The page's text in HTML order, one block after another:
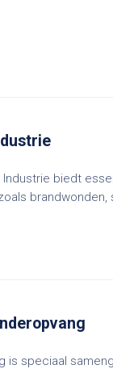
Industrie biedt
brandwonden,
is speciaal